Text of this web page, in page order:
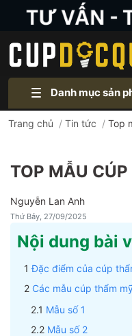
Danh mục sản
Trang chủ / Tin tức / Top
TOP MẪU
Nguyễn Lan Anh
Thứ Bảy, 27/09/2025
Nội dung bài
Đặc điểm của cúp
Các mẫu cúp thẩm
Mẫu số 1
Mẫu số 2